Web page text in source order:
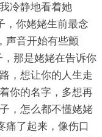
冷静地看着她
，你姥姥生前最念
声音开始有些颤
，那是姥姥在告诉你
，想让你的人生走
你的名字，多想再
，怎么都不懂姥姥
痛了起来，像伤口